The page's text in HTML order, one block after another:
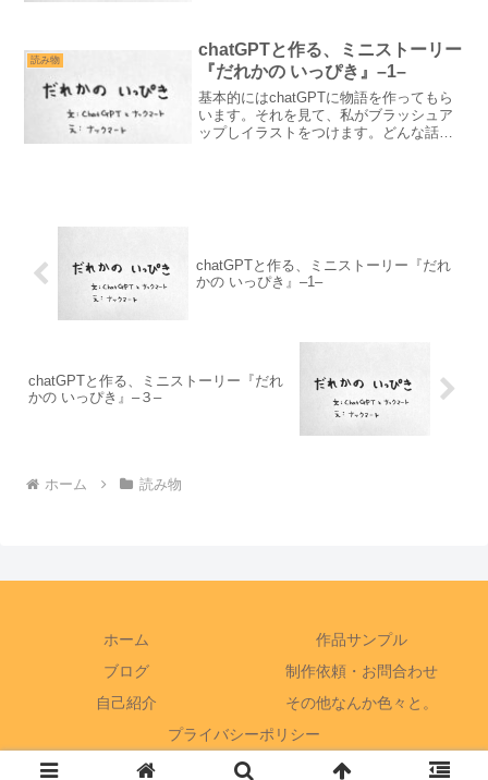
chatGPTと協力して制作していく、絵本
のようなコンテンツです。
読み物
chatGPTと作る、ミニストーリー
『だれかの いっぴき』–1–
基本的にはchatGPTに物語を作ってもら
います。それを見て、私がブラッシュア
ップしイラストをつけます。どんな話に
chatGPTと作る、ミニストーリー『だれ
かの いっぴき』–1–
chatGPTと作る、ミニストーリー『だれ
かの いっぴき』–３–
ホーム 読み物
ホーム
作品サンプル
ブログ
制作依頼・お問合わせ
自己紹介
その他なんか色々と。
プライバシーポリシー
Copyright © 2020-2026 nac mart All Rights Reserved.